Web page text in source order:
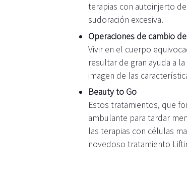
terapias con autoinjerto
sudoración excesiva.
Operaciones de cambio
Vivir en el cuerpo
resultar de gran ayuda a
imagen de las
Beauty to Go
Estos tratamientos, que
ambulante para tardar
las terapias con células
novedoso tratamiento